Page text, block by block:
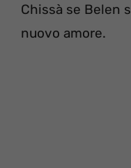
Chissà se Belen
nuovo amore.